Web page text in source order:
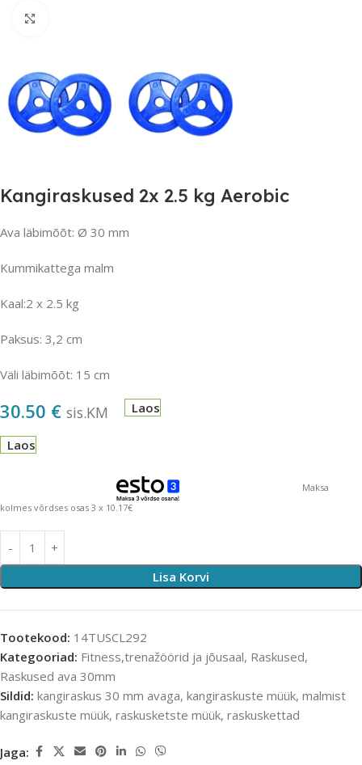
Kangiraskused 2x 2.5 kg Aerobic
Ava läbimõõt: Ø 30 mm
Kummikattega malm
Kaal:2 x 2.5 kg
Paksus: 3,2 cm
Väli läbimõõt: 15 cm
30.50 € sis.KM Laos
Laos
Maksa
kolmes võrdses osas 3 x 10.17€
Lisa Korvi
Tootekood: 14TUSCL292
Kategooriad: Fitness,trenažöörid ja jõusaal, Raskused,
Raskused ava 30mm
Sildid: kangiraskus 30 mm avaga, kangiraskuste müük, malmist
kangiraskuste müük, raskusketste müük, raskuskettad
Jaga: